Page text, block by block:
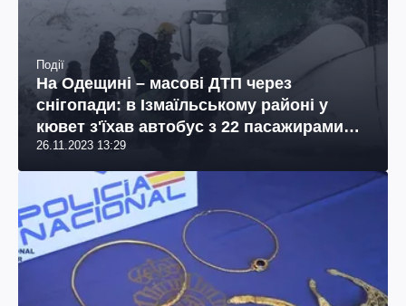
Події
На Одещині – масові ДТП через
снігопади: в Ізмаїльському районі у
кювет з'їхав автобус з 22 пасажирами
(фото, відео)
26.11.2023 13:29